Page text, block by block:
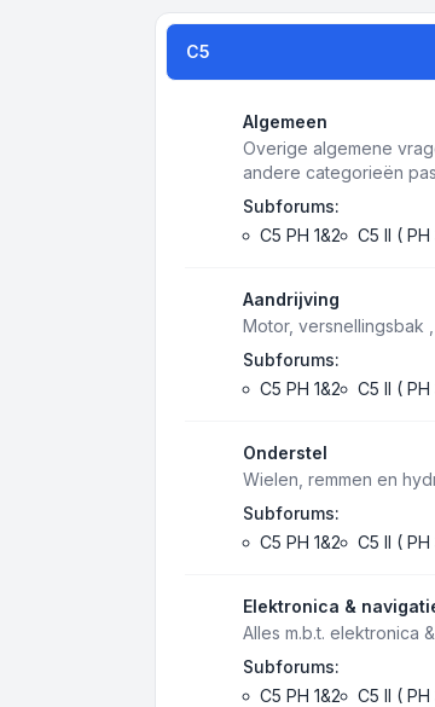
C5
Algemeen
Overige algemene
andere categorieën
Subforums:
C5 PH 1&2
C5 II (
Aandrijving
Motor, versnellingsbak
Subforums:
C5 PH 1&2
C5 II (
Onderstel
Wielen, remmen en
Subforums:
C5 PH 1&2
C5 II (
Elektronica &
Alles m.b.t. elektronica
Subforums:
C5 PH 1&2
C5 II (